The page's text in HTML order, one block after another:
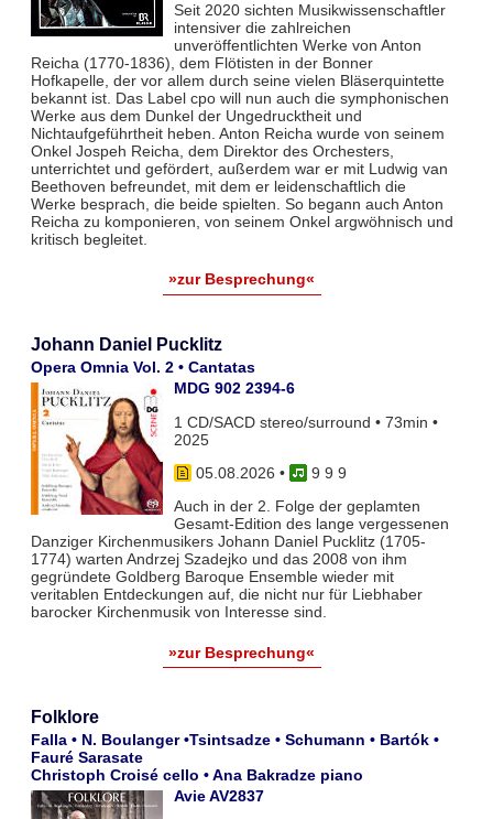
Seit 2020 sichten Musikwissenschaftler
intensiver die zahlreichen
unveröffentlichten Werke von Anton
Reicha (1770-1836), dem Flötisten in der Bonner
Hofkapelle, der vor allem durch seine vielen Bläserquintette
bekannt ist. Das Label cpo will nun auch die symphonischen
Werke aus dem Dunkel der Ungedrucktheit und
Nichtaufgeführtheit heben. Anton Reicha wurde von seinem
Onkel Jospeh Reicha, dem Direktor des Orchesters,
unterrichtet und gefördert, außerdem war er mit Ludwig van
Beethoven befreundet, mit dem er leidenschaftlich die
Werke besprach, die beide spielten. So begann auch Anton
Reicha zu komponieren, von seinem Onkel argwöhnisch und
kritisch begleitet.
»zur Besprechung«
Johann Daniel Pucklitz
Opera Omnia Vol. 2 • Cantatas
MDG 902 2394-6
1 CD/SACD stereo/surround • 73min •
2025
05.08.2026 •
9 9 9
Auch in der 2. Folge der geplamten
Gesamt-Edition des lange vergessenen
Danziger Kirchenmusikers Johann Daniel Pucklitz (1705-
1774) warten Andrzej Szadejko und das 2008 von ihm
gegründete Goldberg Baroque Ensemble wieder mit
veritablen Entdeckungen auf, die nicht nur für Liebhaber
barocker Kirchenmusik von Interesse sind.
»zur Besprechung«
Folklore
Falla • N. Boulanger •Tsintsadze • Schumann • Bartók •
Fauré Sarasate
Christoph Croisé cello • Ana Bakradze piano
Avie AV2837